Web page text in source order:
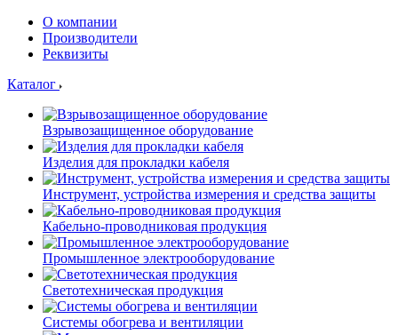
О компании
Производители
Реквизиты
Каталог
Взрывозащищенное оборудование
Изделия для прокладки кабеля
Инструмент, устройства измерения и средства защиты
Кабельно-проводниковая продукция
Промышленное электрооборудование
Светотехническая продукция
Системы обогрева и вентиляции